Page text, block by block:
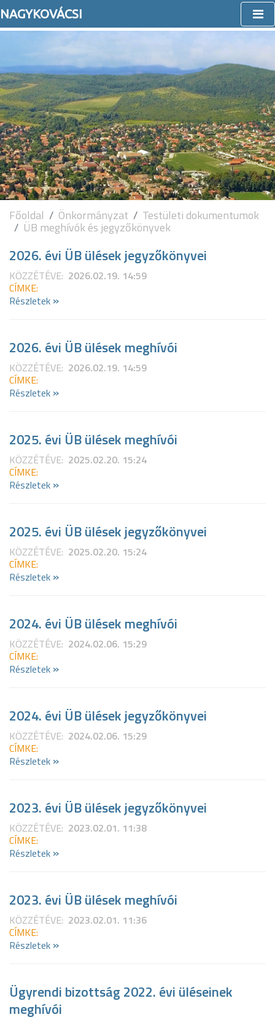
NAGYKOVÁCSI
Főoldal Önkormányzat Testületi dokumentumok
ÜB meghívók és jegyzőkönyvek
2026. évi ÜB ülések jegyzőkönyvei
KÖZZÉTÉVE: 2026.02.19. 14:59
CÍMKE:
Részletek »
2026. évi ÜB ülések meghívói
KÖZZÉTÉVE: 2026.02.19. 14:59
CÍMKE:
Részletek »
2025. évi ÜB ülések meghívói
KÖZZÉTÉVE: 2025.02.20. 15:24
CÍMKE:
Részletek »
2025. évi ÜB ülések jegyzőkönyvei
KÖZZÉTÉVE: 2025.02.20. 15:24
CÍMKE:
Részletek »
2024. évi ÜB ülések meghívói
KÖZZÉTÉVE: 2024.02.06. 15:29
CÍMKE:
Részletek »
2024. évi ÜB ülések jegyzőkönyvei
KÖZZÉTÉVE: 2024.02.06. 15:29
CÍMKE:
Részletek »
2023. évi ÜB ülések jegyzőkönyvei
KÖZZÉTÉVE: 2023.02.01. 11:38
CÍMKE:
Részletek »
2023. évi ÜB ülések meghívói
KÖZZÉTÉVE: 2023.02.01. 11:36
CÍMKE:
Részletek »
Ügyrendi bizottság 2022. évi üléseinek
meghívói